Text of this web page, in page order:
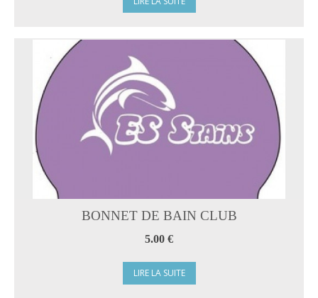
BONNET DE BAIN CLUB
5.00 €
LIRE LA SUITE